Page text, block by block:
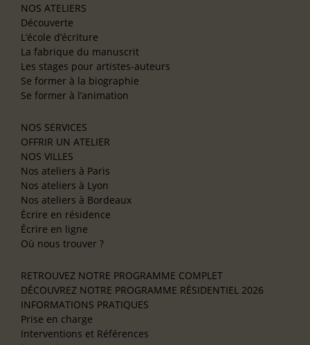
NOS ATELIERS
Découverte
L’école d’écriture
La fabrique du manuscrit
Les stages pour artistes-auteurs
Se former à la biographie
Se former à l’animation
NOS SERVICES
OFFRIR UN ATELIER
NOS VILLES
Nos ateliers à Paris
Nos ateliers à Lyon
Nos ateliers à Bordeaux
Écrire en résidence
Écrire en ligne
Où nous trouver ?
RETROUVEZ NOTRE PROGRAMME COMPLET
DÉCOUVREZ NOTRE PROGRAMME RÉSIDENTIEL 2026
INFORMATIONS PRATIQUES
Prise en charge
Interventions et Références